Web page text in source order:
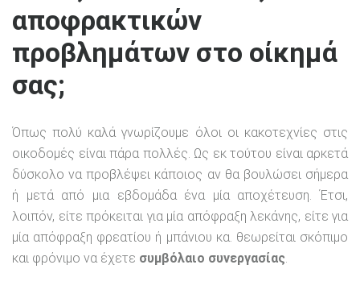
αποφρακτικών
προβλημάτων στο οίκημά
σας;
Όπως πολύ καλά γνωρίζουμε όλοι οι κακοτεχνίες στις
οικοδομές είναι πάρα πολλές. Ως εκ τούτου είναι αρκετά
δύσκολο να προβλέψει κάποιος αν θα βουλώσει σήμερα
ή μετά από μια εβδομάδα ένα μία αποχέτευση. Έτσι,
λοιπόν, είτε πρόκειται για μία απόφραξη λεκάνης, είτε για
μία απόφραξη φρεατίου ή μπάνιου κα. θεωρείται σκόπιμο
και φρόνιμο να έχετε συμβόλαιο συνεργασίας.